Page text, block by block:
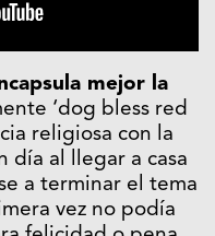
mejor la
‘dog bless red
religiosa con la
día al llegar a casa
a terminar el tema
vez no podía